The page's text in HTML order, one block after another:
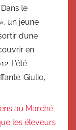
le
un jeune
d’une
en
L’été
Giulio,
au Marché-
les éleveurs